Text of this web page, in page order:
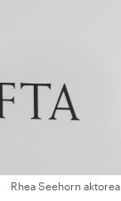
Rhea Seehorn